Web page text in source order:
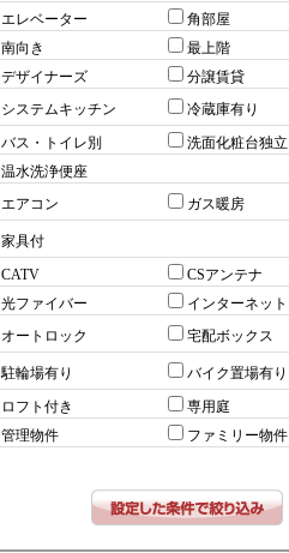
エレベーター 角部屋
南向き
最上階
デザイナーズ
分譲賃貸
システムキッチン 冷蔵庫有り
バス・トイレ別 洗面化粧台独立
温水洗浄便座
エアコン ガス暖房
家具付
CATV CSアンテナ
光ファイバー
インターネット
オートロック 宅配ボックス
駐輪場有り バイク置場有り
ロフト付き 専用庭
管理物件
ファミリー物件